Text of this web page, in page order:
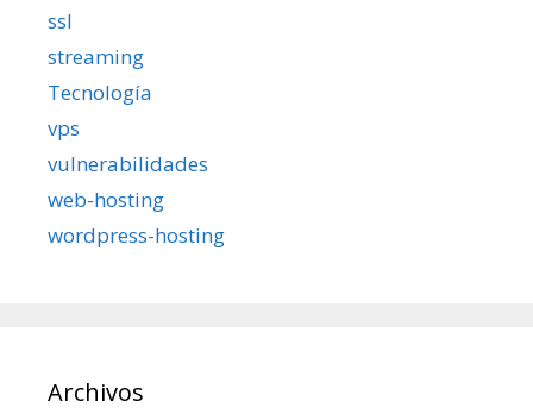
ssl
streaming
Tecnología
vps
vulnerabilidades
web-hosting
wordpress-hosting
Archivos